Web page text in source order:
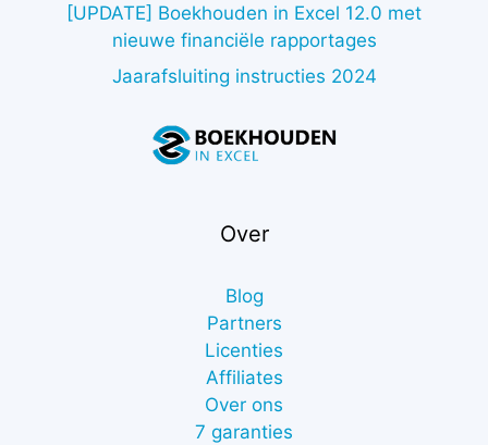
[UPDATE] Boekhouden in Excel 12.0 met
nieuwe financiële rapportages
Jaarafsluiting instructies 2024
Over
Blog
Partners
Licenties
Affiliates
Over ons
7 garanties